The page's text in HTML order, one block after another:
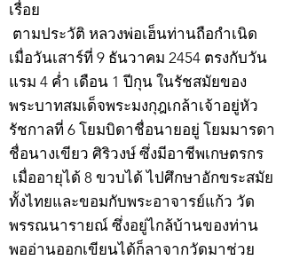
เรื่อย
ตามประวัติ หลวงพ่อเฮ็นท่านถือกำเนิด
เมื่อวันเสาร์ที่ 9 ธันวาคม 2454 ตรงกับวัน
แรม 4 ค่ำ เดือน 1 ปีกุน ในรัชสมัยของ
พระบาทสมเด็จพระมงกุฎเกล้าเจ้าอยู่หัว
รัชกาลที่ 6 โยมบิดาชื่อนายอยู่ โยมมารดา
ชื่อนางเขียว ศิริวงษ์ ซึ่งมีอาชีพเกษตรกร
เมื่ออายุได้ 8 ขวบได้ ไปศึกษาอักขระสมัย
ทั้งไทยและขอมกับพระอาจารย์แก้ว วัด
พรรณนารายณ์ ซึ่งอยู่ไกล้บ้านของท่าน
พออ่านออกเขียนได้ก็ลาจากวัดมาช่วย